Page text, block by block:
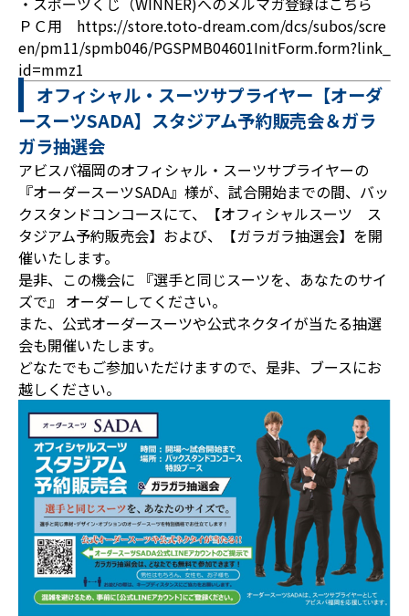
ＰＣ用 https://store.toto-dream.com/dcs/subos/scre
en/pm11/spmb046/PGSPMB04601InitForm.form?link_
id=mmz1
オフィシャル・スーツサプライヤー【オーダ
ースーツSADA】スタジアム予約販売会＆ガラ
ガラ抽選会
アビスパ福岡のオフィシャル・スーツサプライヤーの
『オーダースーツSADA』様が、試合開始までの間、バッ
クスタンドコンコースにて、【オフィシャルスーツ ス
タジアム予約販売会】および、【ガラガラ抽選会】を開
催いたします。
是非、この機会に 『選手と同じスーツを、あなたのサイ
ズで』 オーダーしてください。
また、公式オーダースーツや公式ネクタイが当たる抽選
会も開催いたします。
どなたでもご参加いただけますので、是非、ブースにお
越しください。